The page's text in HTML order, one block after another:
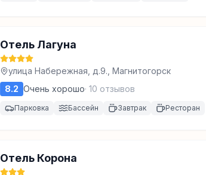
Отель Лагуна
улица Набережная, д.9., Магнитогорск
8.2 Очень хорошо· 10 отзывов
Парковка Бассейн Завтрак Ресторан
Отель Корона